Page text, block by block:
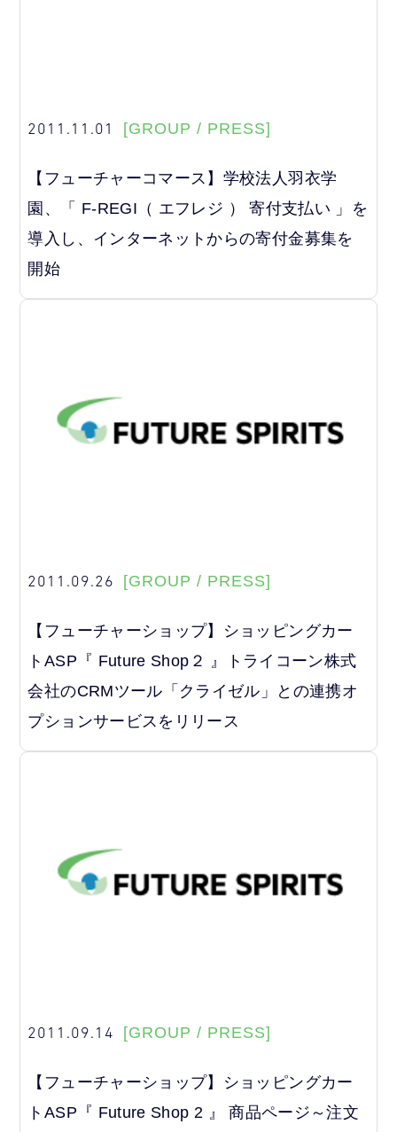
2011.11.01 [GROUP / PRESS]
【フューチャーコマース】学校法人羽衣学
園、「 F-REGI（ エフレジ ） 寄付支払い 」を
導入し、インターネットからの寄付金募集を
開始
2011.09.26 [GROUP / PRESS]
【フューチャーショップ】ショッピングカー
トASP『 Future Shop２ 』トライコーン株式
会社のCRMツール「クライゼル」との連携オ
プションサービスをリリース
2011.09.14 [GROUP / PRESS]
【フューチャーショップ】ショッピングカー
トASP『 Future Shop 2 』 商品ページ～注文